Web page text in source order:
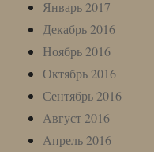
Январь 2017
Декабрь 2016
Ноябрь 2016
Октябрь 2016
Сентябрь 2016
Август 2016
Апрель 2016